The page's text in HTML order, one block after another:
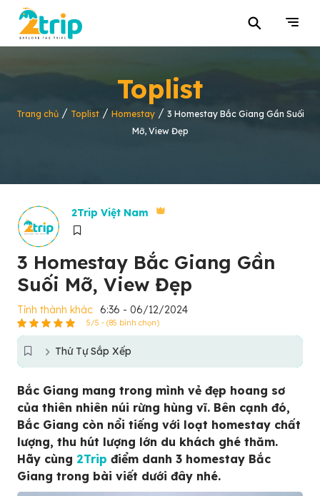
⚲
Toplist
Trang chủ/ Toplist/ Homestay/ 3 Homestay Bắc Giang Gần Suối
Mỡ, View Đẹp
2Trip Việt Nam
3 Homestay Bắc Giang Gần
Suối Mỡ, View Đẹp
Tỉnh thành khác 6:36 - 06/12/2024
5/5 - (85 bình chọn)
Thứ Tự Sắp Xếp
Bắc Giang mang trong mình vẻ đẹp hoang sơ
của thiên nhiên núi rừng hùng vĩ. Bên cạnh đó,
Bắc Giang còn nổi tiếng với loạt homestay chất
lượng, thu hút lượng lớn du khách ghé thăm.
Hãy cùng 2Trip điểm danh 3 homestay Bắc
Giang trong bài viết dưới đây nhé.